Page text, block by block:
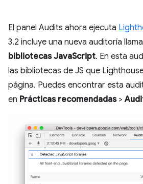
El panel Audits ahora ejecuta
3.2 incluye una nueva auditoría
bibliotecas JavaScript. En esta
las bibliotecas de JS que
página. Puedes encontrar esta
en Prácticas recomendadas>